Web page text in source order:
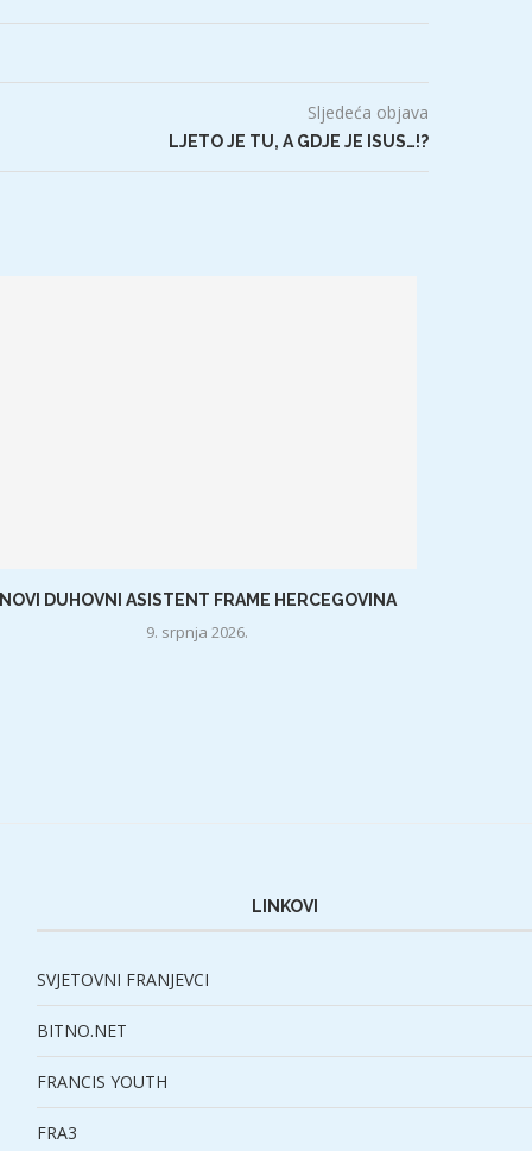
Sljedeća objava
LJETO JE TU, A GDJE JE ISUS…!?
NOVI DUHOVNI ASISTENT FRAME HERCEGOVINA
9. srpnja 2026.
LINKOVI
SVJETOVNI FRANJEVCI
BITNO.NET
FRANCIS YOUTH
FRA3